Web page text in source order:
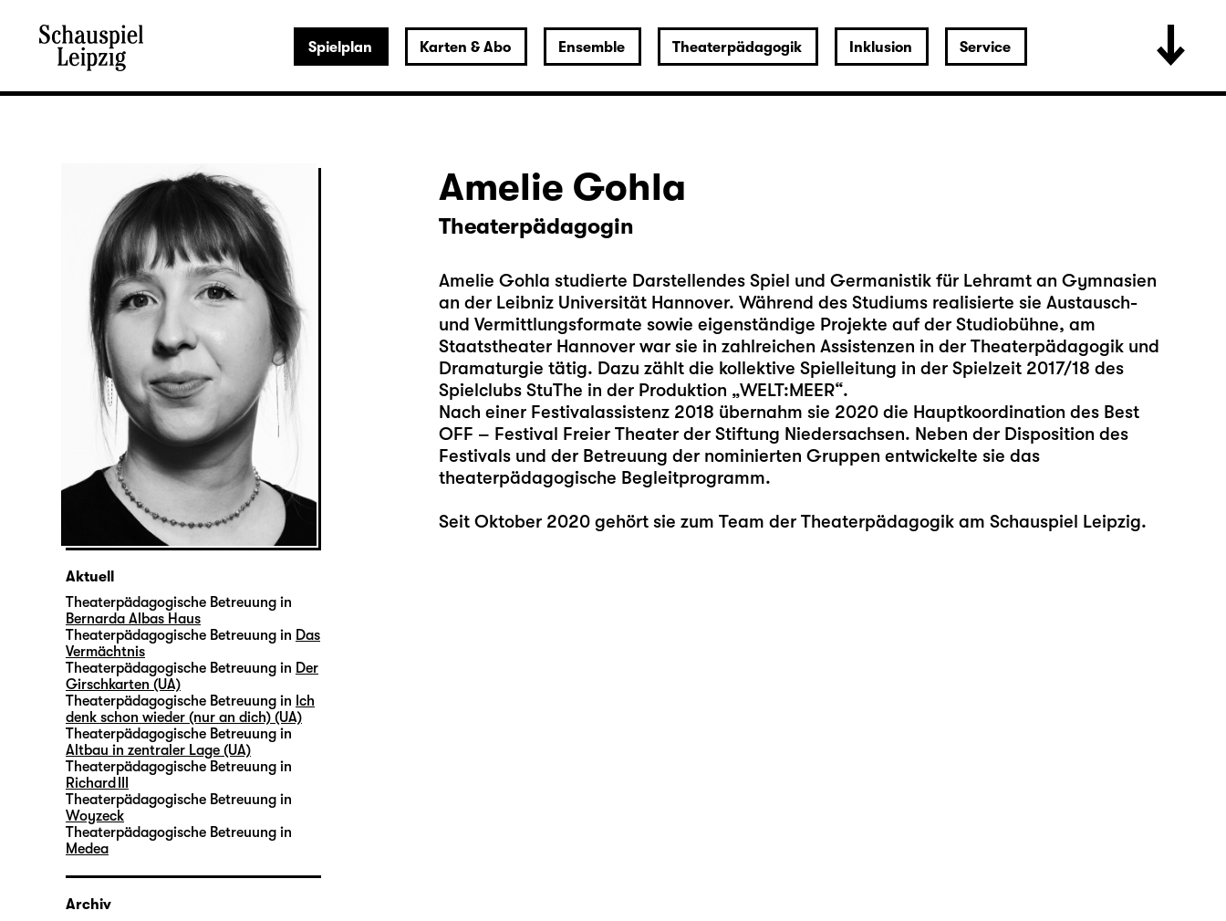
Spielplan Karten & Abo Ensemble Theaterpädagogik Inklusion Service
Amelie Gohla
Theaterpädagogin
Amelie Gohla studierte Darstellendes Spiel und Germanistik für Lehramt an Gymnasien
an der Leibniz Universität Hannover. Während des Studiums realisierte sie Austausch-
und Vermittlungsformate sowie eigenständige Projekte auf der Studiobühne, am
Staatstheater Hannover war sie in zahlreichen Assistenzen in der Theaterpädagogik und
Dramaturgie tätig. Dazu zählt die kollektive Spielleitung in der Spielzeit 2017/18 des
Spielclubs StuThe in der Produktion „WELT:MEER“.
Nach einer Festivalassistenz 2018 übernahm sie 2020 die Hauptkoordination des Best
OFF – Festival Freier Theater der Stiftung Niedersachsen. Neben der Disposition des
Festivals und der Betreuung der nominierten Gruppen entwickelte sie das
theaterpädagogische Begleitprogramm.
Seit Oktober 2020 gehört sie zum Team der Theaterpädagogik am Schauspiel Leipzig.
Aktuell
Theaterpädagogische Betreuung in
Bernarda Albas Haus
Theaterpädagogische Betreuung in Das
Vermächtnis
Theaterpädagogische Betreuung in Der
Girschkarten (UA)
Theaterpädagogische Betreuung in Ich
denk schon wieder (nur an dich) (UA)
Theaterpädagogische Betreuung in
Altbau in zentraler Lage (UA)
Theaterpädagogische Betreuung in
Richard III
Theaterpädagogische Betreuung in
Woyzeck
Theaterpädagogische Betreuung in
Medea
Archiv